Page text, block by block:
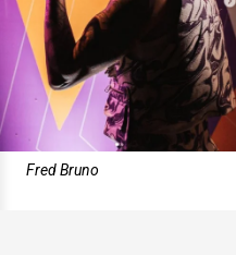
Fred Bruno